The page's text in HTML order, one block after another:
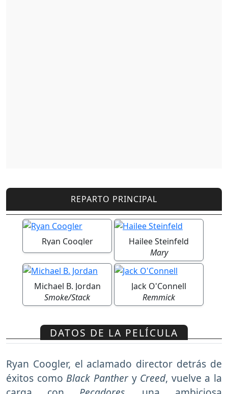
REPARTO PRINCIPAL
Ryan Coogler
Hailee Steinfeld
Mary
Michael B. Jordan
Smoke/Stack
Jack O'Connell
Remmick
DATOS DE LA PELÍCULA
Ryan Coogler, el aclamado director detrás de
éxitos como Black Panthery Creed, vuelve a la